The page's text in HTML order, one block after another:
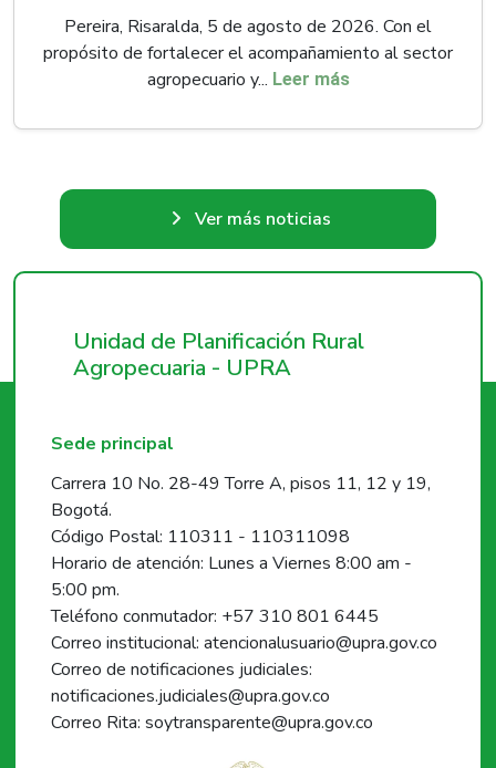
Pereira, Risaralda, 5 de agosto de 2026. Con el
propósito de fortalecer el acompañamiento al sector
agropecuario y... Leer más
Ver más noticias
Unidad de Planificación Rural
Agropecuaria - UPRA
Sede principal
Carrera 10 No. 28-49 Torre A, pisos 11, 12 y 19,
Bogotá.
Código Postal: 110311 - 110311098
Horario de atención: Lunes a Viernes 8:00 am -
5:00 pm.
Teléfono conmutador: +57 310 801 6445
Correo institucional: atencionalusuario@upra.gov.co
Correo de notificaciones judiciales:
notificaciones.judiciales@upra.gov.co
Correo Rita: soytransparente@upra.gov.co